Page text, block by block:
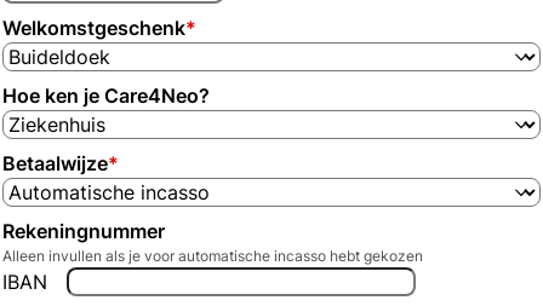
Welkomstgeschenk*
Hoe ken je Care4Neo?
Betaalwijze*
Rekeningnummer
Alleen invullen als je voor automatische incasso hebt gekozen
IBAN